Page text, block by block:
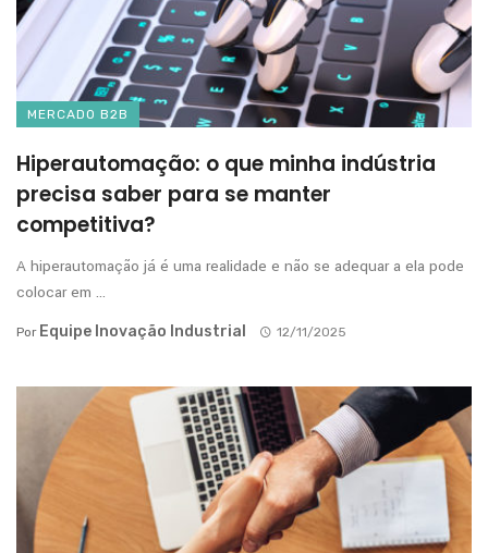
MERCADO B2B
Hiperautomação: o que minha indústria
precisa saber para se manter
competitiva?
A hiperautomação já é uma realidade e não se adequar a ela pode
colocar em ...
Por Equipe Inovação Industrial 12/11/2025